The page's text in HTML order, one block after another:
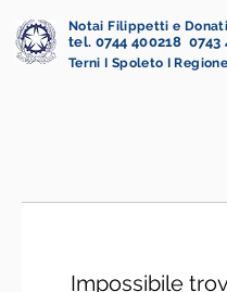
Notai Filippetti e Donati
tel. 0744 400218 0743
Terni I Spoleto I
Impossibile